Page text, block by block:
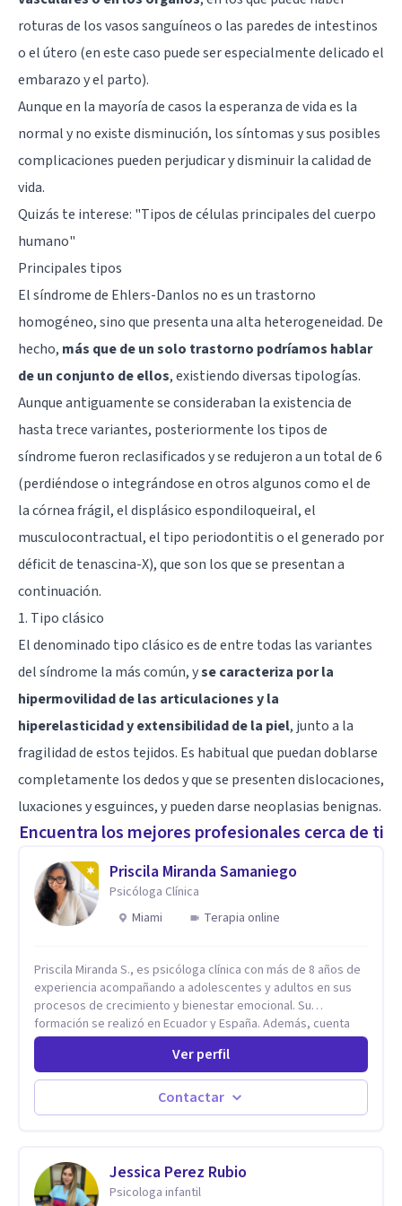
roturas de los vasos sanguíneos o las paredes de intestinos
o el útero (en este caso puede ser especialmente delicado el
embarazo y el parto).
Aunque en la mayoría de casos la esperanza de vida es la
normal y no existe disminución, los síntomas y sus posibles
complicaciones pueden perjudicar y disminuir la calidad de
vida.
Quizás te interese: "Tipos de células principales del cuerpo
humano"
Principales tipos
El síndrome de Ehlers-Danlos no es un trastorno
homogéneo, sino que presenta una alta heterogeneidad. De
hecho, más que de un solo trastorno podríamos hablar
de un conjunto de ellos, existiendo diversas tipologías.
Aunque antiguamente se consideraban la existencia de
hasta trece variantes, posteriormente los tipos de
síndrome fueron reclasificados y se redujeron a un total de 6
(perdiéndose o integrándose en otros algunos como el de
la córnea frágil, el displásico espondiloqueiral, el
musculocontractual, el tipo periodontitis o el generado por
déficit de tenascina-X), que son los que se presentan a
continuación.
1. Tipo clásico
El denominado tipo clásico es de entre todas las variantes
del síndrome la más común, yse caracteriza por la
hipermovilidad de las articulaciones y la
hiperelasticidad y extensibilidad de la piel, junto a la
fragilidad de estos tejidos. Es habitual que puedan doblarse
completamente los dedos y que se presenten dislocaciones,
luxaciones y esguinces, y pueden darse neoplasias benignas.
Encuentra los mejores profesionales cerca de ti
Priscila Miranda Samaniego
Psicóloga Clínica
Miami
Terapia online
Priscila Miranda S., es psicóloga clínica con más de 8 años de
experiencia acompañando a adolescentes y adultos en sus
procesos de crecimiento y bienestar emocional. Su
formación se realizó en Ecuador y España. Además, cuenta
con un Máster en Psicooncología (INEFOC) y diversos
diplomados que respaldan su práctica profesional. Se
especializo en ansiedad, autoestima, dependencia
emocional, depresión, desarrollo personal, prevención del
suicidio, crisis vitales y terapia de pareja, siempre con un
comodidad y privacidad de tu propio espacio. Acceder a un
acompañamiento profesional sin importar en qué lugar te
Ver perfil
Contactar
Jessica Perez Rubio
Psicologa infantil